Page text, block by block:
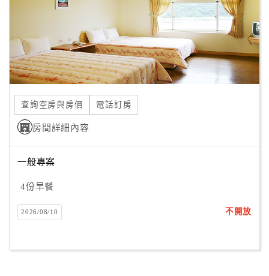
查詢空房與房價 電話訂房
房間詳細內容
一般專案
4份早餐
2026/08/10 不開放